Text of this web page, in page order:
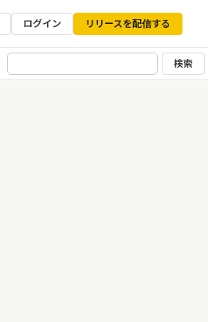
ログイン リリースを配信する
検索